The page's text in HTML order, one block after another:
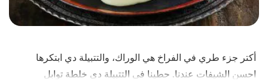
أكتر جزء طري في الفراخ هي الوراك، والتتبيلة دي ابتكرها
احسن الشيفات عندنا. حطينا في التتبيلة دي خلطة توابل